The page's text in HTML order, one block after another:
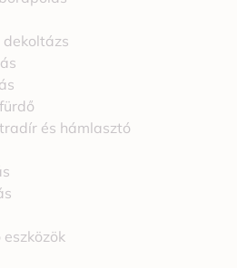
és hámlasztó